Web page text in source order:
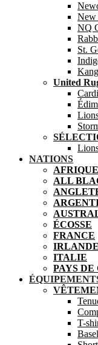
New
NQ
St.
United
NATIONS
ALL
ÉCOSSE
FRANCE
IRLANDE
ITALIE
PAYS
T-